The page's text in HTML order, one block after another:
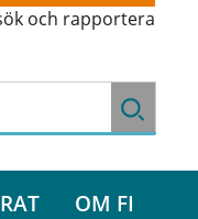
och rapportera
OM FI